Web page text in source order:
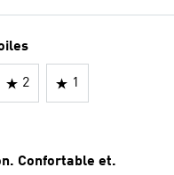
2 1
Confortable et.